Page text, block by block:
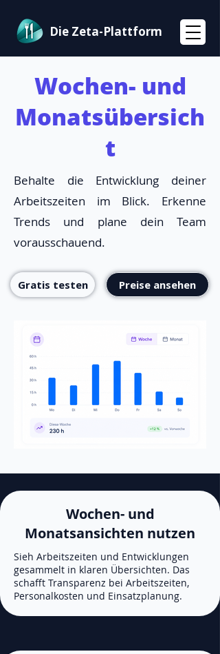
Die Zeta-Plattform
Wochen- und
Monatsübersich
t
Behalte die Entwicklung deiner
Arbeitszeiten im Blick. Erkenne
Trends und plane dein Team
vorausschauend.
Gratis testen Preise ansehen
Wochen- und
Monatsansichten nutzen
Sieh Arbeitszeiten und Entwicklungen
gesammelt in klaren Übersichten. Das
schafft Transparenz bei Arbeitszeiten,
Personalkosten und Einsatzplanung.